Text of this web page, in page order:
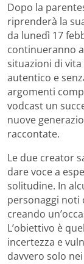
Dopo la
riprenderà la
da lunedì 17
continueranno
situazioni di
autentico e
argomenti
vodcast un
nuove
raccontate.
Le due creator
dare voce a
solitudine. In
personaggi noti
creando
L’obiettivo è
incertezza e
davvero solo